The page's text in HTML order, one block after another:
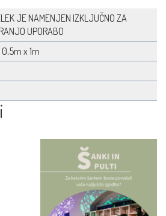
JE NAMENJEN IZKLJUČNO ZA
UPORABO
0,5m x 1m